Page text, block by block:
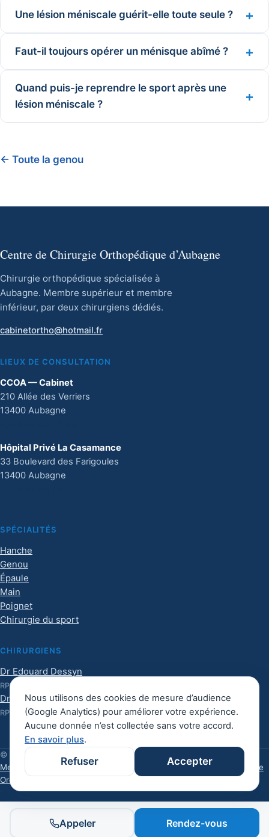
Une lésion méniscale guérit-elle toute seule ?
Faut-il toujours opérer un ménisque abîmé ?
Quand puis-je reprendre le sport après une
lésion méniscale ?
← Toute la genou
Centre de Chirurgie Orthopédique d’Aubagne
Chirurgie orthopédique spécialisée à
Aubagne. Membre supérieur et membre
inférieur, par deux chirurgiens dédiés.
cabinetortho@hotmail.fr
LIEUX DE CONSULTATION
CCOA — Cabinet
210 Allée des Verriers
13400 Aubagne
Hôpital Privé La Casamance
33 Boulevard des Farigoules
13400 Aubagne
SPÉCIALITÉS
Hanche
Genou
Épaule
Main
Poignet
Chirurgie du sport
CHIRURGIENS
Dr Edouard Dessyn
RPPS :
Dr Harrisson Haight
RPPS :10101992328
© 2026 CCOA. Tous droits réservés.
Mentions légalesConfidentialité Gérer les cookiesContact
Plan du site
Ordre des médecins
Appeler Rendez-vous
Nous utilisons des cookies de mesure d’audience
(Google Analytics) pour améliorer votre expérience.
Aucune donnée n’est collectée sans votre accord.
En savoir plus.
Refuser Accepter